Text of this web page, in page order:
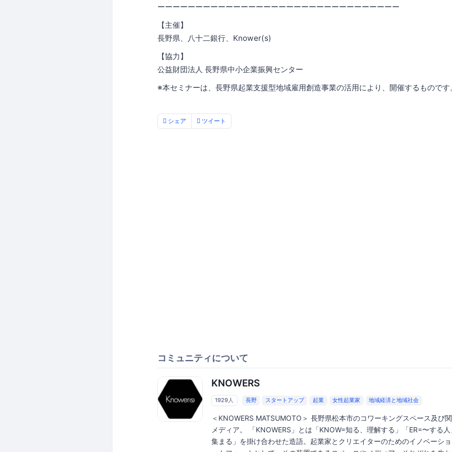
ーーーーーーーーーーーーーーーーーーーーーーーーーーーーーーーー
【主催】
長野県、八十二銀行、Knower(s)
【協力】
公益財団法人 長野県中小企業振興センター
※本セミナーは、長野県起業支援型地域雇用創造事業の活用により、開催するものです
シェア ツイート
コミュニティについて
KNOWERS
1929人 長野 スタートアップ 起業 女性起業家 地域経済と地域社会
＜KNOWERS MATSUMOTO＞ 長野県松本市のコワーキングスペース及び
メディア。 「KNOWERS」とは「KNOW=知る、理解する」「ER=〜する
集まる」を掛け合わせた造語。起業家とクリエイターのためのイノベーシ